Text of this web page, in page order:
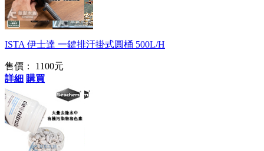
旋轉 連接 排汙水
ISTA 伊士達 一鍵排汙掛式圓桶 500L/H
售價： 1100元
詳細 購買